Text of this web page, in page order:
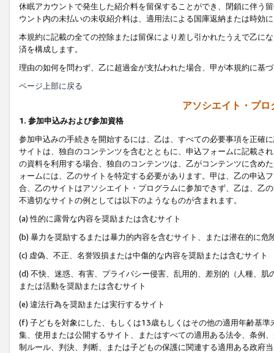
休眠アカウントで発生した紹介料を留保することができ、閉鎖に伴う
ウント内の未払いの未収紹介料は、適用法による国庫返納または時効
本規約に記載の全ての控除または留保により差し引かれたうえで乙に
済を構成します。
理由の如何を問わず、乙に超過金が支払われた場合、甲が本規約に基
ページ上部に戻る
アソシエイト・プ
1. 参加申込みおよび参加資格
参加申込みの手続きを開始するには、乙は、すべての必要事項を正確
サイトは、独自のコンテンツを含むとともに、申込フォームに記載さ
の資料を利用する場合、独自のコンテンツは、乙がコンテンツに含め
ォームには、乙のサイトを特定する必要があります。甲は、乙の申込
合、乙のサイトはアソシエイト・プログラムに参加できず、乙は、乙
不適切なサイトの例としては以下のようなものが含まれます。
(a) 性的に露骨な内容を奨励または含むサイト
(b) 暴力を奨励するまたは暴力的内容を含むサイト、または潜在的に
(c) 虚偽、不正、名誉毀損または中傷的な内容を奨励または含むサイト
(d) 不快、迷惑、有害、プライバシー侵害、乱用的、差別的（人種、
または活動を奨励または含むサイト
(e) 違法行為を奨励または実行するサイト
(f) 子どもを対象にした、もしくは13歳もしくはその他の適用年齢基
集、使用または公開するサイト、またはすべての適用ある法令、条例
制ルール、判決、判断、または子どもの保護に関連する適用ある政府